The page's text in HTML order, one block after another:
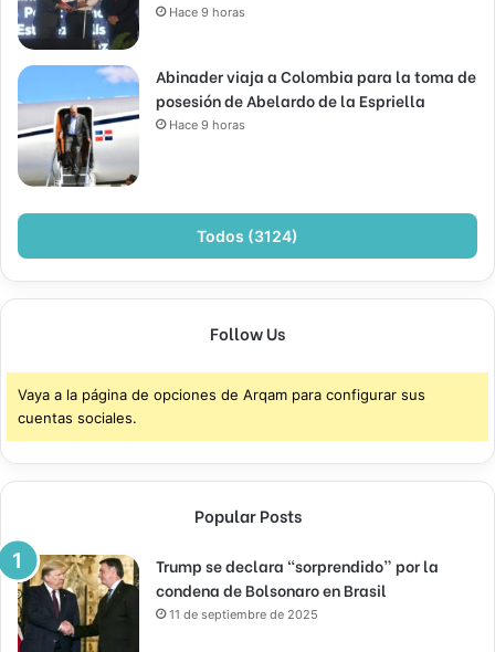
Hace 9 horas
Abinader viaja a Colombia para la toma de
posesión de Abelardo de la Espriella
Hace 9 horas
Todos (3124)
Follow Us
Vaya a la página de opciones de Arqam para configurar sus
cuentas sociales.
Popular Posts
Trump se declara “sorprendido” por la
condena de Bolsonaro en Brasil
11 de septiembre de 2025